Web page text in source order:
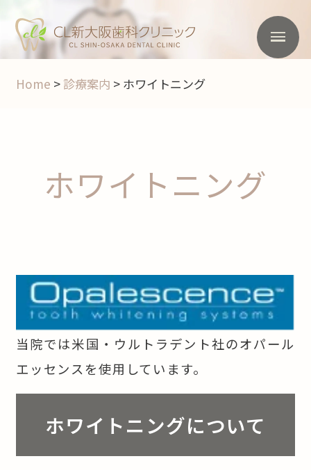
Home >診療案内 > ホワイトニング
ホワイトニング
当院では米国・ウルトラデント社のオパール
エッセンスを使用しています。
ホワイトニングについて